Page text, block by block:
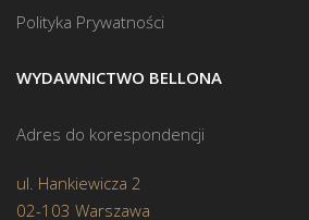
Polityka Prywatności
WYDAWNICTWO BELLONA
Adres do korespondencji
ul. Hankiewicza 2
02-103 Warszawa